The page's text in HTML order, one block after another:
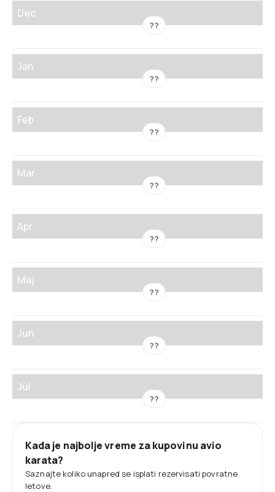
Dec
??
Jan
??
Feb
??
Mar
??
Apr
??
Maj
??
Jun
??
Jul
??
Kada je najbolje vreme za kupovinu avio
karata?
Saznajte koliko unapred se isplati rezervisati povratne
letove.